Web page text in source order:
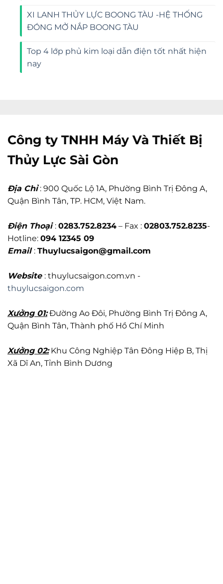
XI LANH THỦY LỰC BOONG TÀU -HỆ THỐNG
ĐÓNG MỞ NẮP BOONG TÀU
Top 4 lớp phủ kim loại dẫn điện tốt nhất hiện
nay
Công ty TNHH Máy Và Thiết Bị
Thủy Lực Sài Gòn
Địa Chỉ: 900 Quốc Lộ 1A, Phường Bình Trị Đông A,
Quận Bình Tân, TP. HCM, Việt Nam.
Điện Thoại : 0283.752.8234 – Fax : 02803.752.8235-
Hotline: 094 12345 09
Email : Thuylucsaigon@gmail.com
Website : thuylucsaigon.com.vn -
thuylucsaigon.com
Xưởng 01:Đường Ao Đôi, Phường Bình Trị Đông A,
Quận Bình Tân, Thành phố Hồ Chí Minh
Xưởng 02:Khu Công Nghiệp Tân Đông Hiệp B, Thị
Xã Dĩ An, Tỉnh Bình Dương